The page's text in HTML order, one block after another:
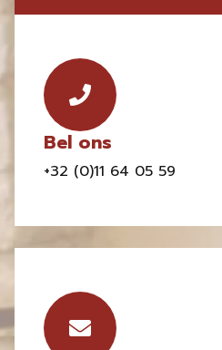
Bel ons
+32 (0)11 64 05 59